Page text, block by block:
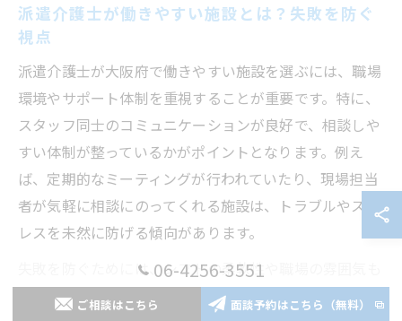
派遣介護士が働きやすい施設とは？失敗を防ぐ
視点
派遣介護士が大阪府で働きやすい施設を選ぶには、職場
環境やサポート体制を重視することが重要です。特に、
スタッフ同士のコミュニケーションが良好で、相談しや
すい体制が整っているかがポイントとなります。例え
ば、定期的なミーティングが行われていたり、現場担当
者が気軽に相談にのってくれる施設は、トラブルやスト
レスを未然に防げる傾向があります。
失敗を防ぐためには、シフトの柔軟性や職場の雰囲気も
確認しましょう。自分の生活スタイルに合わせて勤務時
06-4256-3551
ご相談はこちら 面談予約はこちら（無料）